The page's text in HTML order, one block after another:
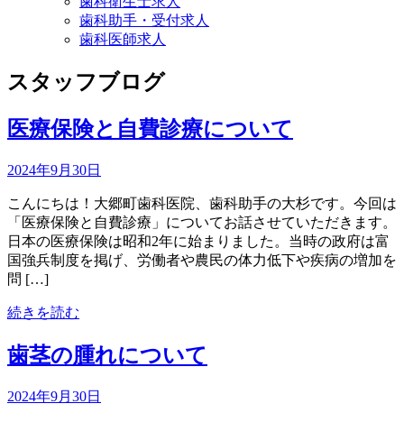
歯科助手・受付求人
歯科医師求人
スタッフブログ
医療保険と自費診療について
2024年9月30日
こんにちは！大郷町歯科医院、歯科助手の大杉です。今回は
「医療保険と自費診療」についてお話させていただきます。
日本の医療保険は昭和2年に始まりました。当時の政府は富
国強兵制度を掲げ、労働者や農民の体力低下や疾病の増加を
問 […]
続きを読む
歯茎の腫れについて
2024年9月30日